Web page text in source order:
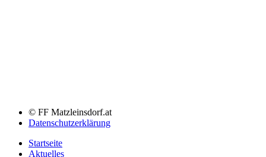
© FF Matzleinsdorf.at
Datenschutzerklärung
Startseite
Aktuelles